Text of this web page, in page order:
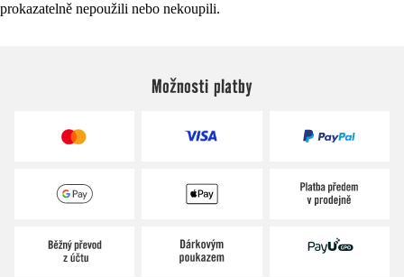
prokazatelně nepoužili nebo nekoupili.
Možnosti platby